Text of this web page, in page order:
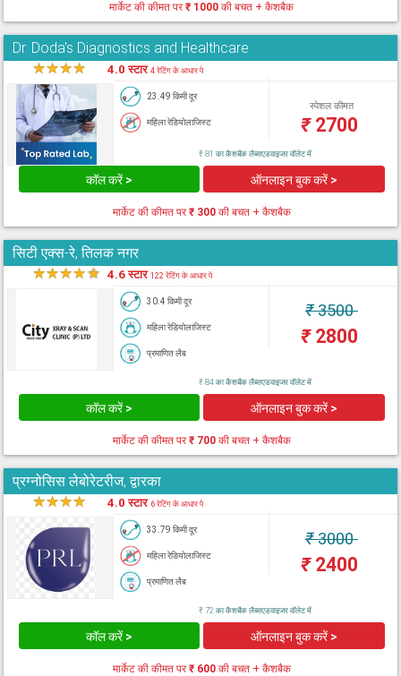
मार्केट की कीमत पर₹ 1000 की बचत + कैशबैक
Dr. Doda's Diagnostics and Healthcare
★★★★ 4.0 स्टार4 रेटिंग के आधार पे
23.49 किमी दूर
महिला रेडियोलाजिस्ट
स्पेशल कीमत
₹2700
₹ 81 का कैशबैक लैब्सएडवाइजर वॉलेट में
कॉल करें > ऑनलाइन बुक करें >
मार्केट की कीमत पर₹ 300की बचत + कैशबैक
सिटी एक्स-रे, तिलक नगर
★★★★★ 4.6 स्टार122 रेटिंग के आधार पे
30.4 किमी दूर
महिला रेडियोलाजिस्ट
प्रमाणित लैब
₹3500
₹2800
₹ 84 का कैशबैक लैब्सएडवाइजर वॉलेट में
कॉल करें > ऑनलाइन बुक करें >
मार्केट की कीमत पर₹ 700की बचत + कैशबैक
प्रग्नोसिस लेबोरेटरीज, द्वारका
★★★★ 4.0 स्टार 6 रेटिंग के आधार पे
33.79 किमी दूर
महिला रेडियोलाजिस्ट
प्रमाणित लैब
₹3000
₹2400
₹ 72 का कैशबैक लैब्सएडवाइजर वॉलेट में
कॉल करें > ऑनलाइन बुक करें >
मार्केट की कीमत पर₹ 600की बचत + कैशबैक